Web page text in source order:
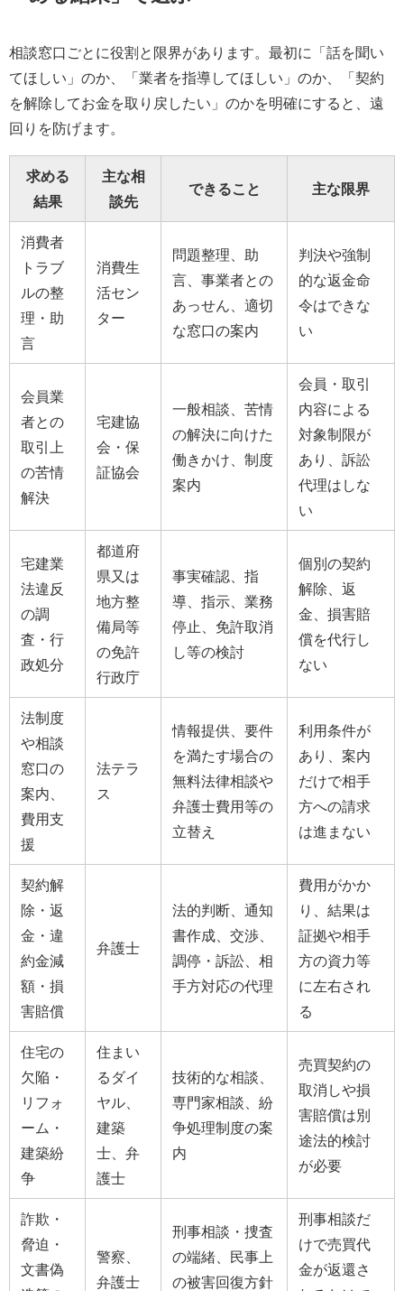
相談窓口ごとに役割と限界があります。最初に「話を聞い
てほしい」のか、「業者を指導してほしい」のか、「契約
を解除してお金を取り戻したい」のかを明確にすると、遠
回りを防げます。
求める
結果
主な相
談先
できること 主な限界
消費者
トラブ
ルの整
理・助
言
消費生
活セン
ター
問題整理、助
言、事業者との
あっせん、適切
な窓口の案内
判決や強制
的な返金命
令はできな
い
会員業
者との
取引上
の苦情
解決
宅建協
会・保
証協会
一般相談、苦情
の解決に向けた
働きかけ、制度
案内
会員・取引
内容による
対象制限が
あり、訴訟
代理はしな
い
宅建業
法違反
の調
査・行
政処分
都道府
県又は
地方整
備局等
の免許
行政庁
事実確認、指
導、指示、業務
停止、免許取消
し等の検討
個別の契約
解除、返
金、損害賠
償を代行し
ない
法制度
や相談
窓口の
案内、
費用支
援
法テラ
ス
情報提供、要件
を満たす場合の
無料法律相談や
弁護士費用等の
立替え
利用条件が
あり、案内
だけで相手
方への請求
は進まない
契約解
除・返
金・違
約金減
額・損
害賠償
弁護士
法的判断、通知
書作成、交渉、
調停・訴訟、相
手方対応の代理
費用がかか
り、結果は
証拠や相手
方の資力等
に左右され
る
住宅の
欠陥・
リフォ
ーム・
建築紛
争
住まい
るダイ
ヤル、
建築
士、弁
護士
技術的な相談、
専門家相談、紛
争処理制度の案
内
売買契約の
取消しや損
害賠償は別
途法的検討
が必要
詐欺・
脅迫・
文書偽
警察、
弁護士
刑事相談・捜査
の端緒、民事上
の被害回復方針
刑事相談だ
けで売買代
金が返還さ